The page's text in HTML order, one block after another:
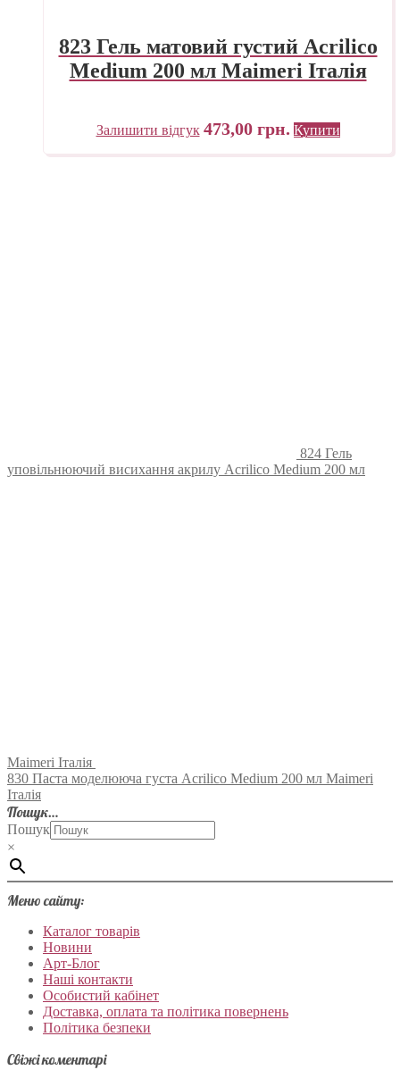
823 Гель матовий густий Acrilico
Medium 200 мл Maimeri Італія
Залишити відгук 473,00 грн. Купити
824 Гель
уповільнюючий висихання акрилу Acrilico Medium 200 мл
Maimeri Італія
830 Паста моделююча густа Acrilico Medium 200 мл Maimeri
Італія
Пошук…
Пошук
×
Меню сайту:
Каталог товарів
Новини
Арт-Блог
Наші контакти
Особистий кабінет
Доставка, оплата та політика повернень
Політика безпеки
Свіжі коментарі